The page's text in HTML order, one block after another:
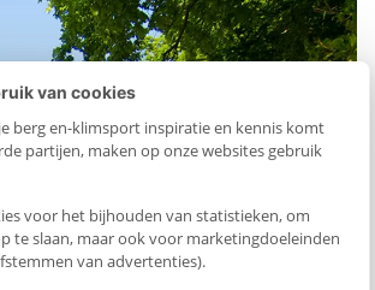
van cookies
berg en-klimsport inspiratie en kennis komt
partijen, maken op onze websites gebruik
voor het bijhouden van statistieken, om
te slaan, maar ook voor marketingdoeleinden
van advertenties).